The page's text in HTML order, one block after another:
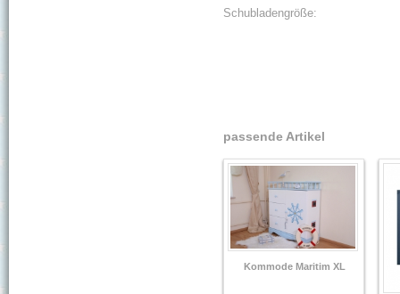
Schubladengröße:
passende Artikel
Kommode Maritim XL